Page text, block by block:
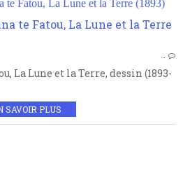
Fatou, La Lune et la Terre (1893)
…
La Lune et la Terre, dessin (1893-
SAVOIR PLUS